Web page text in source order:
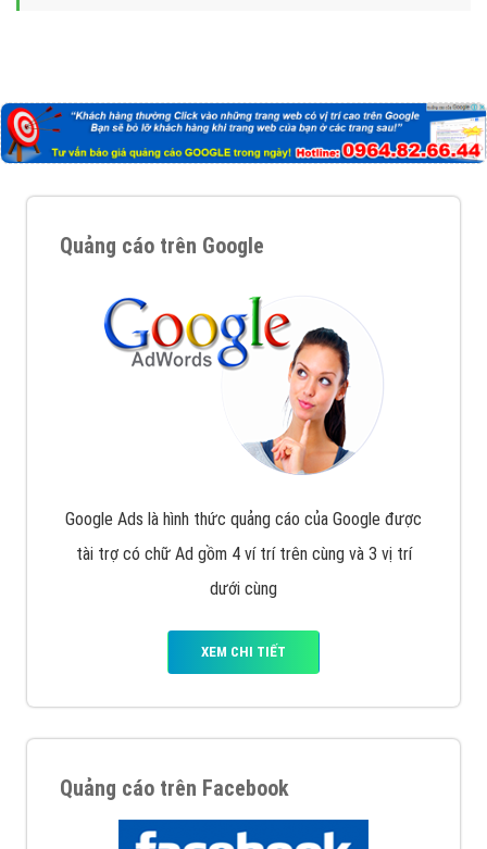
Quảng cáo trên Google
Google Ads là hình thức quảng cáo của Google được
tài trợ có chữ Ad gồm 4 ví trí trên cùng và 3 vị trí
dưới cùng
XEM CHI TIẾT
Quảng cáo trên Facebook